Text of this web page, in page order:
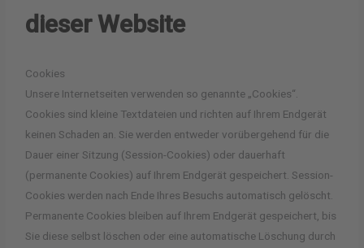
dieser Website
Cookies
Unsere Internetseiten verwenden so genannte „Cookies“.
Cookies sind kleine Textdateien und richten auf Ihrem Endgerät
keinen Schaden an. Sie werden entweder vorübergehend für die
Dauer einer Sitzung (Session-Cookies) oder dauerhaft
(permanente Cookies) auf Ihrem Endgerät gespeichert. Session-
Cookies werden nach Ende Ihres Besuchs automatisch gelöscht.
Permanente Cookies bleiben auf Ihrem Endgerät gespeichert, bis
Sie diese selbst löschen oder eine automatische Löschung durch